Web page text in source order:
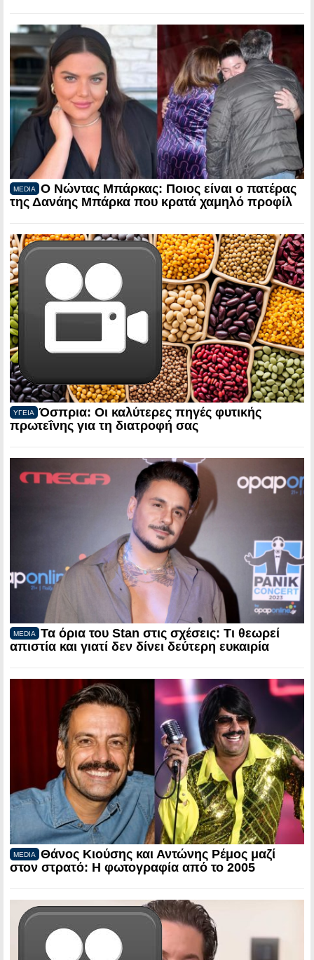
MEDIA
Ο Νώντας Μπάρκας: Ποιος είναι ο πατέρας
της Δανάης Μπάρκα που κρατά χαμηλό προφίλ
ΥΓΕΙΑ
Όσπρια: Οι καλύτερες πηγές φυτικής
πρωτεΐνης για τη διατροφή σας
MEDIA
Τα όρια του Stan στις σχέσεις: Τι θεωρεί
απιστία και γιατί δεν δίνει δεύτερη ευκαιρία
MEDIA
Θάνος Κιούσης και Αντώνης Ρέμος μαζί
στον στρατό: Η φωτογραφία από το 2005